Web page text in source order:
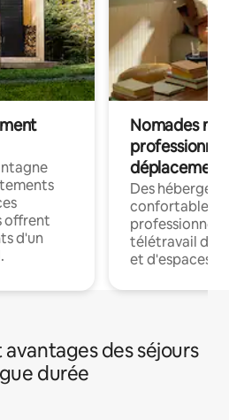
offrent
d'un
Nomades
déplacement
Des
confortables
professionnels
télétravail
et d'espaces
des séjours
durée